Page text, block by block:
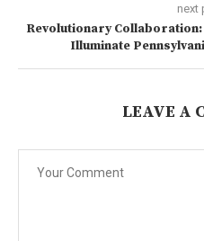
next
Revolutionary
Illuminate
LEAVE A